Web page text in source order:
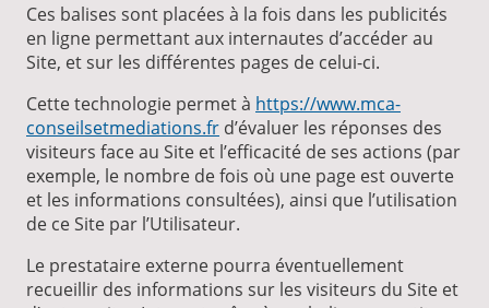
Ces balises sont placées à la fois dans les publicités
en ligne permettant aux internautes d’accéder au
Site, et sur les différentes pages de celui-ci.
Cette technologie permet à https://www.mca-
conseilsetmediations.fr d’évaluer les réponses des
visiteurs face au Site et l’efficacité de ses actions (par
exemple, le nombre de fois où une page est ouverte
et les informations consultées), ainsi que l’utilisation
de ce Site par l’Utilisateur.
Le prestataire externe pourra éventuellement
recueillir des informations sur les visiteurs du Site et